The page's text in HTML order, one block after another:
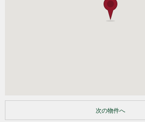
次の物件へ